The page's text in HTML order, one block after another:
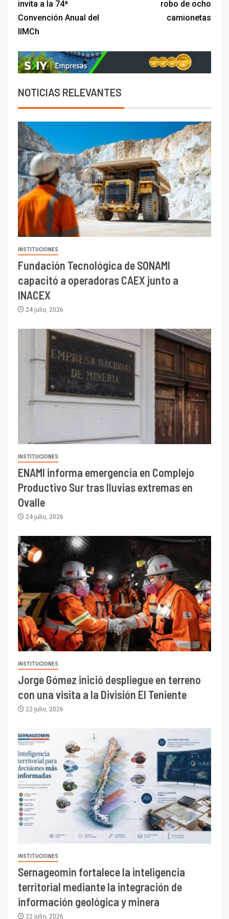
invita a la 74ª
Convención Anual del
IIMCh
robo de ocho
camionetas
NOTICIAS RELEVANTES
INSTITUCIONES
Fundación Tecnológica de SONAMI
capacitó a operadoras CAEX junto a
INACEX
24 julio, 2026
INSTITUCIONES
ENAMI informa emergencia en Complejo
Productivo Sur tras lluvias extremas en
Ovalle
24 julio, 2026
INSTITUCIONES
Jorge Gómez inició despliegue en terreno
con una visita a la División El Teniente
22 julio, 2026
INSTITUCIONES
Sernageomin fortalece la inteligencia
territorial mediante la integración de
información geológica y minera
22 julio, 2026